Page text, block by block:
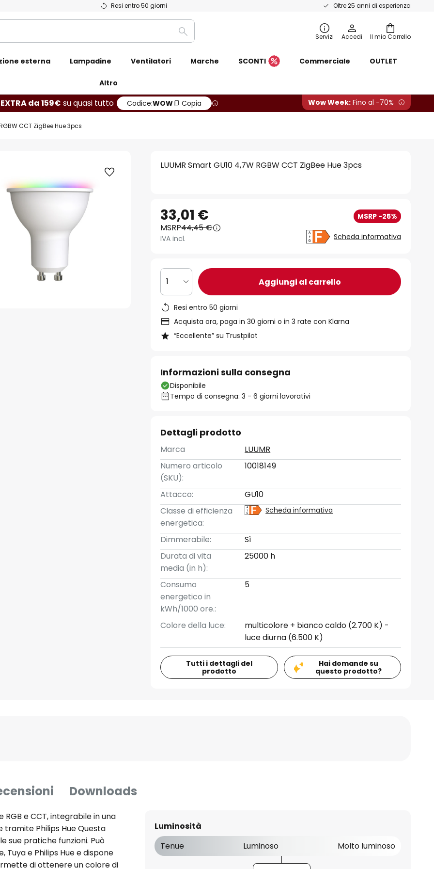
Resi entro 50 giorni Oltre 25 anni di esperienza
Il mio Carrello
Ricerca Servizi Accedi
esterna Lampadine Ventilatori Marche SCONTI Commerciale OUTLET
Altro
da 159€ su quasi tutto Codice:WOW Copia Wow Week: Fino al -70%
CCT ZigBee Hue 3pcs
LUUMR Smart GU10 4,7W RGBW CCT ZigBee Hue 3pcs
33,01 € MSRP -25%
MSRP44,45 €
IVA incl. Scheda informativa
1 Aggiungi al carrello
Resi entro 50 giorni
Acquista ora, paga in 30 giorni o in 3 rate con Klarna
“Eccellente” su Trustpilot
Informazioni sulla consegna
Disponibile
Tempo di consegna: 3 - 6 giorni lavorativi
Dettagli prodotto
Marca
LUUMR
Numero articolo
(SKU):
10018149
Attacco:
GU10
Classe di efficienza
energetica:
Scheda informativa
Dimmerabile:
Sì
Durata di vita
media (in h):
25000 h
Consumo
energetico in
kWh/1000 ore.:
5
Colore della luce:
multicolore + bianco caldo (2.700 K) -
luce diurna (6.500 K)
Tutti i dettagli del
prodotto
Hai domande su
questo prodotto?
Downloads
RGB e CCT, integrabile in una
tramite Philips Hue Questa
sue pratiche funzioni. Può
e Philips Hue e dispone
di ottenere un colore di
Luminosità
Tenue
Luminoso Molto luminoso